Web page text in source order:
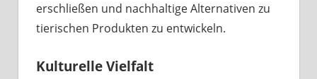
erschließen und nachhaltige Alternativen zu
tierischen Produkten zu entwickeln.
Kulturelle Vielfalt